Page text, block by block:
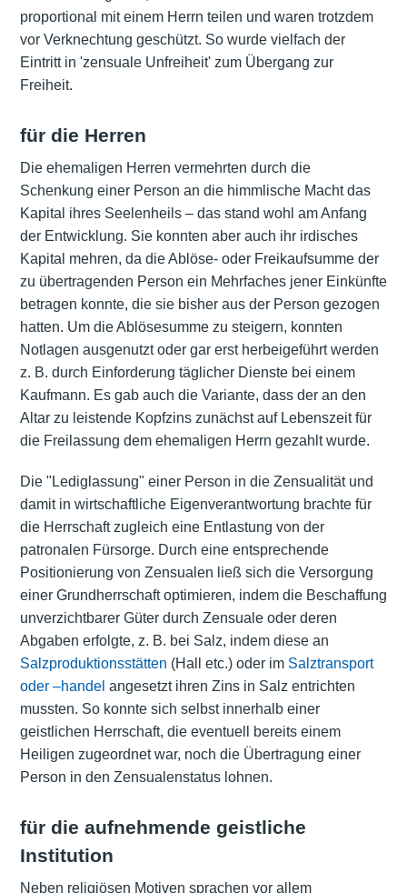
proportional mit einem Herrn teilen und waren trotzdem
vor Verknechtung geschützt. So wurde vielfach der
Eintritt in 'zensuale Unfreiheit' zum Übergang zur
Freiheit.
für die Herren
Die ehemaligen Herren vermehrten durch die
Schenkung einer Person an die himmlische Macht das
Kapital ihres Seelenheils – das stand wohl am Anfang
der Entwicklung. Sie konnten aber auch ihr irdisches
Kapital mehren, da die Ablöse- oder Freikaufsumme der
zu übertragenden Person ein Mehrfaches jener Einkünfte
betragen konnte, die sie bisher aus der Person gezogen
hatten. Um die Ablösesumme zu steigern, konnten
Notlagen ausgenutzt oder gar erst herbeigeführt werden
z. B. durch Einforderung täglicher Dienste bei einem
Kaufmann. Es gab auch die Variante, dass der an den
Altar zu leistende Kopfzins zunächst auf Lebenszeit für
die Freilassung dem ehemaligen Herrn gezahlt wurde.
Die "Lediglassung" einer Person in die Zensualität und
damit in wirtschaftliche Eigenverantwortung brachte für
die Herrschaft zugleich eine Entlastung von der
patronalen Fürsorge. Durch eine entsprechende
Positionierung von Zensualen ließ sich die Versorgung
einer Grundherrschaft optimieren, indem die Beschaffung
unverzichtbarer Güter durch Zensuale oder deren
Abgaben erfolgte, z. B. bei Salz, indem diese an
Salzproduktionsstätten (Hall etc.) oder im Salztransport
oder ‒handel angesetzt ihren Zins in Salz entrichten
mussten. So konnte sich selbst innerhalb einer
geistlichen Herrschaft, die eventuell bereits einem
Heiligen zugeordnet war, noch die Übertragung einer
Person in den Zensualenstatus lohnen.
für die aufnehmende geistliche
Institution
Neben religiösen Motiven sprachen vor allem